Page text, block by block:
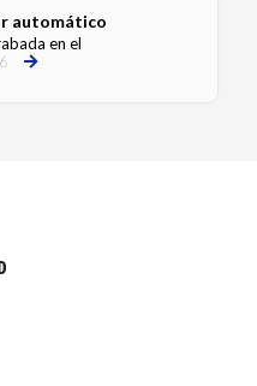
automático
en el